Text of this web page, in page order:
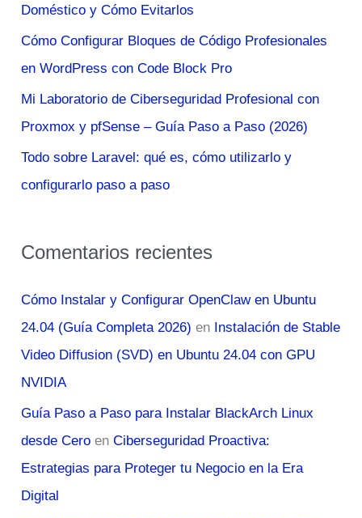
o
r
:
Doméstico y Cómo Evitarlos
Cómo Configurar Bloques de Código Profesionales
en WordPress con Code Block Pro
Mi Laboratorio de Ciberseguridad Profesional con
Proxmox y pfSense – Guía Paso a Paso (2026)
Todo sobre Laravel: qué es, cómo utilizarlo y
configurarlo paso a paso
Comentarios recientes
Cómo Instalar y Configurar OpenClaw en Ubuntu
24.04 (Guía Completa 2026) en Instalación de Stable
Video Diffusion (SVD) en Ubuntu 24.04 con GPU
NVIDIA
Guía Paso a Paso para Instalar BlackArch Linux
desde Cero enCiberseguridad Proactiva:
Estrategias para Proteger tu Negocio en la Era
Digital